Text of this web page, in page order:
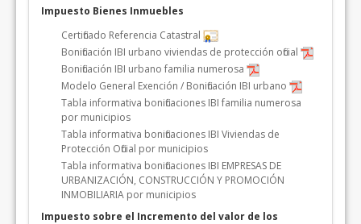
Impuesto Bienes Inmuebles
Certificado Referencia Catastral
Bonificación IBI urbano viviendas de protección oficial
Bonificación IBI urbano familia numerosa
Modelo General Exención / Bonificación IBI urbano
Tabla informativa bonificaciones IBI familia numerosa
por municipios
Tabla informativa bonificaciones IBI Viviendas de
Protección Oficial por municipios
Tabla informativa bonificaciones IBI EMPRESAS DE
URBANIZACIÓN, CONSTRUCCIÓN Y PROMOCIÓN
INMOBILIARIA por municipios
Impuesto sobre el Incremento del valor de los